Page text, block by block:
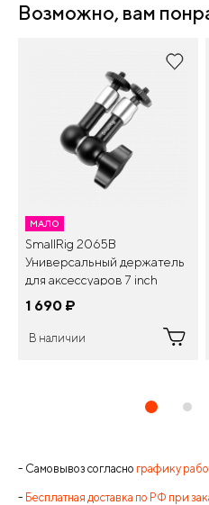
Возможно, вам
МАЛО
SmallRig 2065B
Универсальный держатель
для аксессуаров 7 inch
Articulating Arm
1 690 ¤
В наличии
- Самовывоз согласно графику
- Бесплатная доставка по РФ при